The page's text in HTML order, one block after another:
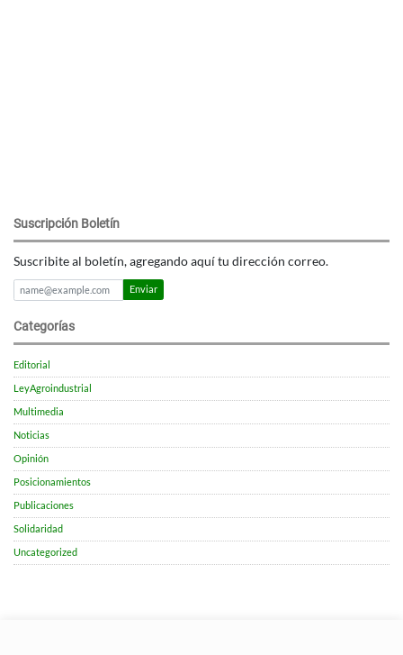
Suscripción Boletín
Suscribite al boletín, agregando aquí tu dirección correo.
Enviar
Categorías
Editorial
LeyAgroindustrial
Multimedia
Noticias
Opinión
Posicionamientos
Publicaciones
Solidaridad
Uncategorized